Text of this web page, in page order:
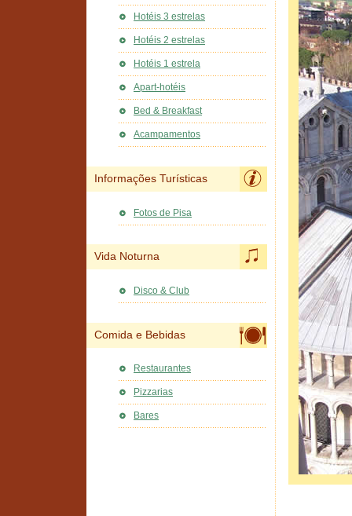
Hotéis 3 estrelas
Hotéis 2 estrelas
Hotéis 1 estrela
Apart-hotéis
Bed & Breakfast
Acampamentos
Informações Turísticas
Fotos de Pisa
Vida Noturna
Disco & Club
Comida e Bebidas
Restaurantes
Pizzarias
Bares